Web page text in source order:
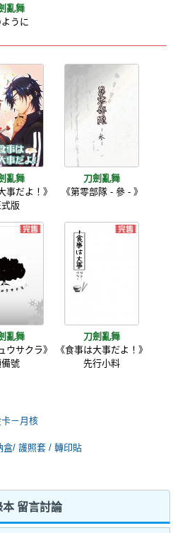
亂舞
うに
亂舞
事だよ！》
式版
刀劍亂舞
《第零部隊 - 參 - 》
亂舞
ウサクラ》
備號
刀劍亂舞
《食事は大事だよ！》
先行小料
－月核
盒/ 護照套 / 轉印貼
本 留言討論